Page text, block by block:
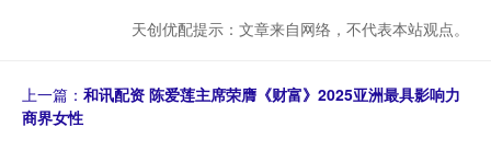
天创优配提示：文章来自网络，不代表本站观点。
上一篇： 和讯配资 陈爱莲主席荣膺《财富》2025亚洲最具影响力
商界女性